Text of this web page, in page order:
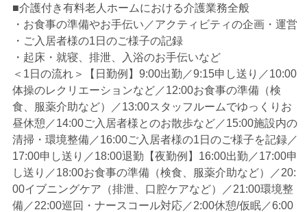
■介護付き有料老人ホームにおける介護業務全般
・お食事の準備やお手伝い／アクティビティの企画・運営
・ご入居者様の1日のご様子の記録
・起床・就寝、排泄、入浴のお手伝いなど
＜1日の流れ＞【日勤例】9:00出勤／9:15申し送り／10:00
体操のレクリエーションなど／12:00お食事の準備（検
食、服薬介助など）／13:00スタッフルームでゆっくりお
昼休憩／14:00ご入居者様とのお散歩など／15:00施設内の
清掃・環境整備／16:00ご入居者様の1日のご様子を記録／
17:00申し送り／18:00退勤【夜勤例】16:00出勤／17:00申
し送り／18:00お食事の準備（検食、服薬介助など）／20:
00イブニングケア（排泄、口腔ケアなど）／21:00環境整
備／22:00巡回・ナースコール対応／2:00休憩/仮眠／6:00